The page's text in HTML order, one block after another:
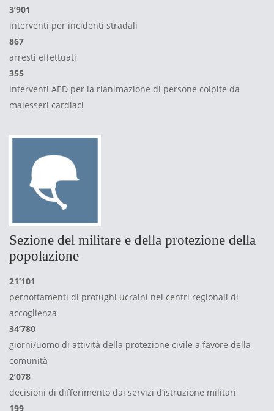
3’901
interventi per incidenti stradali
867
arresti effettuati
355
interventi AED per la rianimazione di persone colpite da
malesseri cardiaci
Sezione del militare e della protezione della
popolazione
21’101
pernottamenti di profughi ucraini nei centri regionali di
accoglienza
34’780
giorni/uomo di attività della protezione civile a favore della
comunità
2’078
decisioni di differimento dai servizi d’istruzione militari
199